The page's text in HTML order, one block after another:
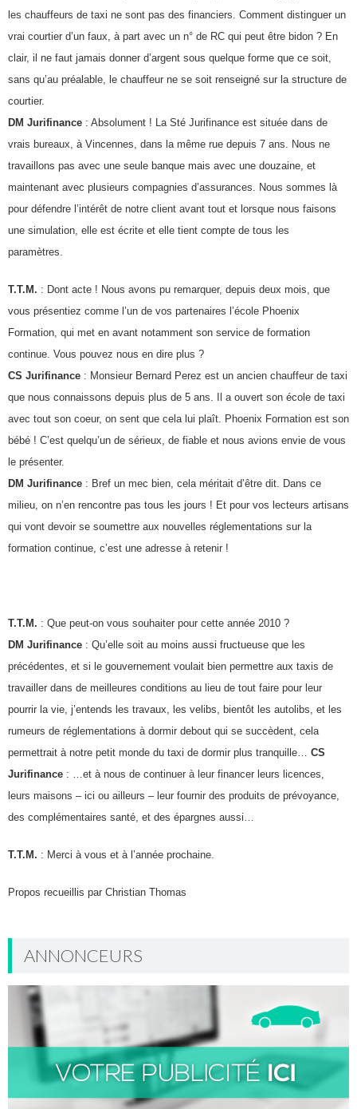
les chauffeurs de taxi ne sont pas des financiers. Comment distinguer un
vrai courtier d’un faux, à part avec un n° de RC qui peut être bidon ? En
clair, il ne faut jamais donner d’argent sous quelque forme que ce soit,
sans qu’au préalable, le chauffeur ne se soit renseigné sur la structure de
courtier.
DM Jurifinance : Absolument ! La Sté Jurifinance est située dans de
vrais bureaux, à Vincennes, dans la même rue depuis 7 ans. Nous ne
travaillons pas avec une seule banque mais avec une douzaine, et
maintenant avec plusieurs compagnies d’assurances. Nous sommes là
pour défendre l’intérêt de notre client avant tout et lorsque nous faisons
une simulation, elle est écrite et elle tient compte de tous les
paramètres.
T.T.M. : Dont acte ! Nous avons pu remarquer, depuis deux mois, que
vous présentiez comme l’un de vos partenaires l’école Phoenix
Formation, qui met en avant notamment son service de formation
continue. Vous pouvez nous en dire plus ?
CS Jurifinance : Monsieur Bernard Perez est un ancien chauffeur de taxi
que nous connaissons depuis plus de 5 ans. Il a ouvert son école de taxi
avec tout son coeur, on sent que cela lui plaît. Phoenix Formation est son
bébé ! C’est quelqu’un de sérieux, de fiable et nous avions envie de vous
le présenter.
DM Jurifinance : Bref un mec bien, cela méritait d’être dit. Dans ce
milieu, on n’en rencontre pas tous les jours ! Et pour vos lecteurs artisans
qui vont devoir se soumettre aux nouvelles réglementations sur la
formation continue, c’est une adresse à retenir !
T.T.M. : Que peut-on vous souhaiter pour cette année 2010 ?
DM Jurifinance : Qu’elle soit au moins aussi fructueuse que les
précédentes, et si le gouvernement voulait bien permettre aux taxis de
travailler dans de meilleures conditions au lieu de tout faire pour leur
pourrir la vie, j’entends les travaux, les velibs, bientôt les autolibs, et les
rumeurs de réglementations à dormir debout qui se succèdent, cela
permettrait à notre petit monde du taxi de dormir plus tranquille…
CS
Jurifinance : …et à nous de continuer à leur financer leurs licences,
leurs maisons – ici ou ailleurs – leur fournir des produits de prévoyance,
des complémentaires santé, et des épargnes aussi…
T.T.M. : Merci à vous et à l’année prochaine.
Propos recueillis par Christian Thomas
ANNONCEURS